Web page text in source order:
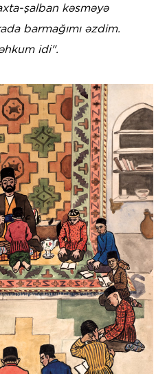
şalban kəsməyə
barmağımı əzdim.
idi".